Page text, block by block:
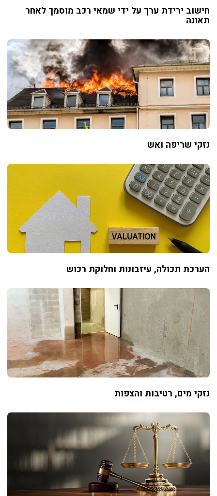
חישוב ירידת ערך על ידי שמאי רכב מוסמך לאחר
תאונה
נזקי שריפה ואש
הערכת תכולה, עיזבונות וחלוקת רכוש
נזקי מים, רטיבות והצפות